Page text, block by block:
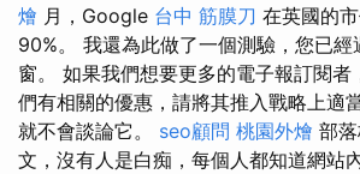
燴 月，Google 台中 筋膜刀 在英國的
90%。 我還為此做了一個測驗，您已經
窗。 如果我們想要更多的電子報訂閱者
們有相關的優惠，請將其推入戰略上適
就不會談論它。 seo顧問 桃園外燴 部
文，沒有人是白痴，每個人都知道網站